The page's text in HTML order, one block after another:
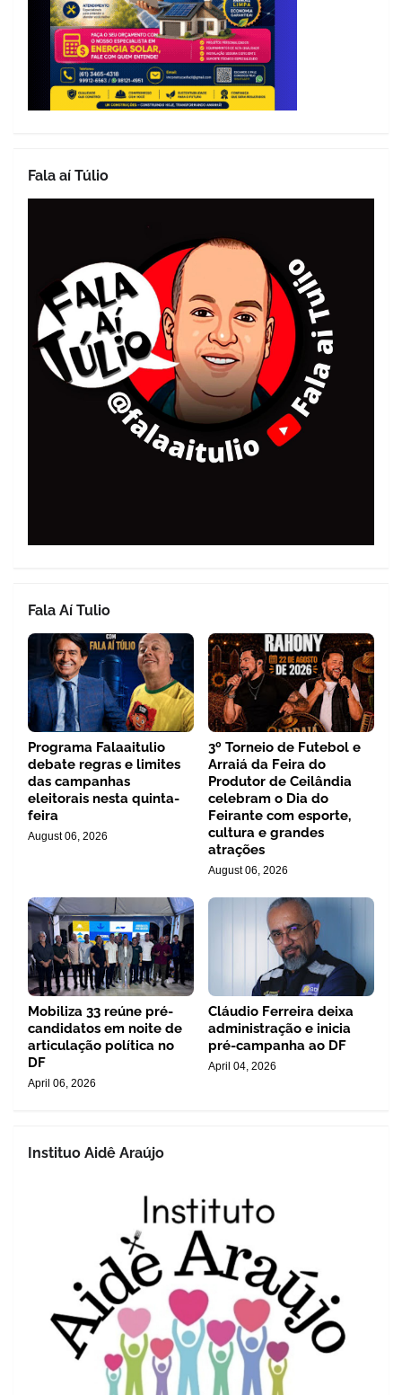
Fala aí Túlio
Fala Aí Tulio
Programa Falaaitulio
debate regras e limites
das campanhas
eleitorais nesta quinta-
feira
August 06, 2026
3º Torneio de Futebol e
Arraiá da Feira do
Produtor de Ceilândia
celebram o Dia do
Feirante com esporte,
cultura e grandes
atrações
August 06, 2026
Mobiliza 33 reúne pré-
candidatos em noite de
articulação política no
DF
April 06, 2026
Cláudio Ferreira deixa
administração e inicia
pré-campanha ao DF
April 04, 2026
Instituo Aidê Araújo